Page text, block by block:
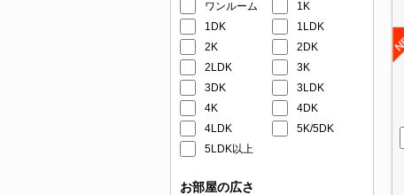
ワンルーム
1K
1DK
1LDK
2K
2DK
2LDK
3K
3DK
3LDK
4K
4DK
4LDK
5K/5DK
5LDK以上
お部屋の広さ